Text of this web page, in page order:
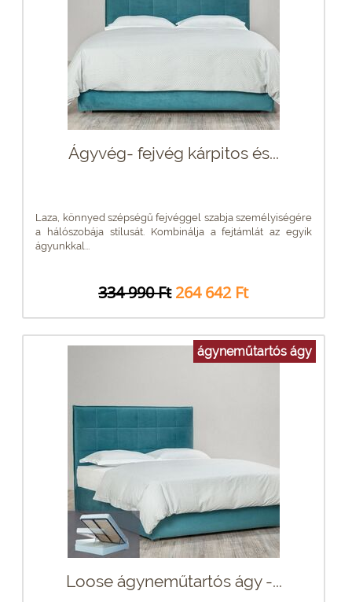
Ágyvég- fejvég kárpitos és...
Laza, könnyed szépségű fejvéggel szabja személyiségére
a hálószobája stílusát. Kombinálja a fejtámlát az egyik
ágyunkkal...
334 990 Ft 264 642 Ft
ágyneműtartós ágy
Loose ágyneműtartós ágy -...